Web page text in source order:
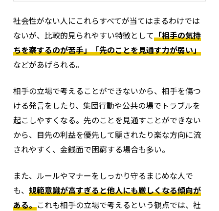
社会性がない人にこれらすべてが当てはまるわけでは
ないが、比較的見られやすい特徴として「相手の気持
ちを察するのが苦手」「先のことを見通す力が弱い」
などがあげられる。
相手の立場で考えることができないから、相手を傷つ
ける発言をしたり、集団行動や公共の場でトラブルを
起こしやすくなる。先のことを見通すことができない
から、目先の利益を優先して騙されたり楽な方向に流
されやすく、金銭面で困窮する場合も多い。
また、ルールやマナーをしっかり守るまじめな人で
も、 規範意識が高すぎると他人にも厳しくなる傾向が
ある。これも相手の立場で考えるという観点では、社